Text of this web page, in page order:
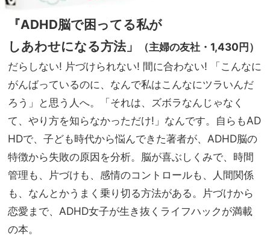
『ADHD脳で困ってる私が
しあわせになる方法」
（主婦の友社・1,430円）
だらしない! 片づけられない! 間に合わない! 「こんなに
がんばっているのに、なんで私はこんなにツラいんだ
ろう」と思う人へ。「それは、ズボラなんじゃなく
て、やり方を知らなかっただけ!」なんです。自らもAD
HDで、子ども時代から悩んできた著者が、ADHD脳の
特徴から失敗の原因を分析。脳が喜ぶしくみで、時間
管理も、片づけも、感情のコントロールも、人間関係
も、なんとかうまく乗り切る方法がある。片づけから
恋愛まで、ADHD女子が生き抜くライフハックが満載
の本。